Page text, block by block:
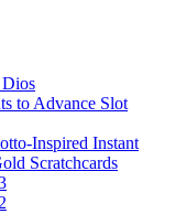
Dios
to Advance Slot
Inspired Instant
Scratchcards